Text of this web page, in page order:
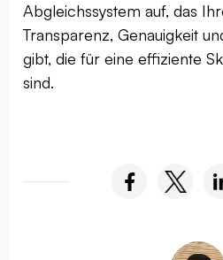
Abgleichssystem auf, das
Transparenz, Genauigkeit
gibt, die für eine effiziente
sind.